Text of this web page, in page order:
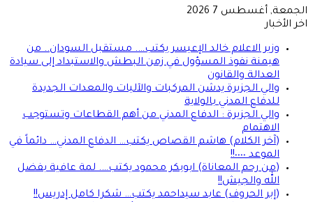
الجمعة, أغسطس 7 2026
اخر الأخبار
وزير الاعلام خالد الإعيسر يكتب…. مستقبل السودان.. من
هيمنة نفوذ المسؤول في زمن البطش والاستبداد إلى سيادة
العدالة والقانون
والي الجزيرة يدشن المركبات والآليات والمعدات الجديدة
للدفاع المدني بالولاية
والي الجزيرة : الدفاع المدني من أهم القطاعات وتستوجب
الاهتمام
(آخر الكلام) هاشم القصاص يكتب… الدفاع المدني… دائماً في
الموعد ٠٠٠٠!!
(من رحم المعاناة) ابوبكر محمود يكتب…. لمة عافية بفضل
الله والجيش!!
(إبر الحروف) عابد سيداحمد يكتب… شكرا كامل إدريس!!